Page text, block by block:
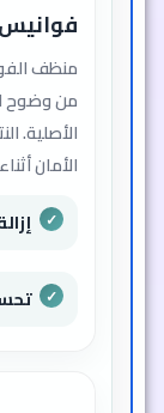
منظف
من وضوح
الأصلية.
الأمان